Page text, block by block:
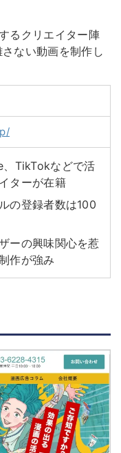
るクリエイター陣
ない動画を制作し
TikTokなどで活
ターが在籍
の登録者数は100
ーの興味関心を惹
作が強み